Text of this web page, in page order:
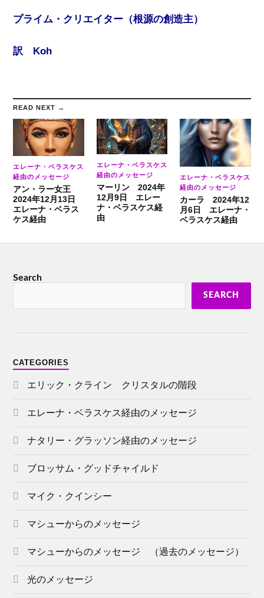
プライム・クリエイター（根源の創造主）
訳 Koh
READ NEXT →
エレーナ・ベラスケス
経由のメッセージ
アン・ラー女王
2024年12月13日
エレーナ・ベラス
ケス経由
エレーナ・ベラスケス
経由のメッセージ
マーリン 2024年
12月9日 エレー
ナ・ベラスケス経
由
エレーナ・ベラスケス
経由のメッセージ
カーラ 2024年12
月6日 エレーナ・
ベラスケス経由
Search
SEARCH
CATEGORIES
エリック・クライン クリスタルの階段
エレーナ・ベラスケス経由のメッセージ
ナタリー・グラッソン経由のメッセージ
ブロッサム・グッドチャイルド
マイク・クインシー
マシューからのメッセージ
マシューからのメッセージ （過去のメッセージ）
光のメッセージ